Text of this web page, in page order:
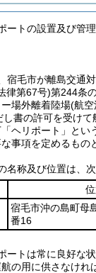
ートの設置及び管
宿毛市が離島交通
律第67号)第244条
場外離着陸場(航空
し書の許可を受けて
ヘリポート」とい
事項を定めるもの
名称及び位置は、次
宿毛市沖の島町母
番16
ートは常に良好な
の用に供さなけれ